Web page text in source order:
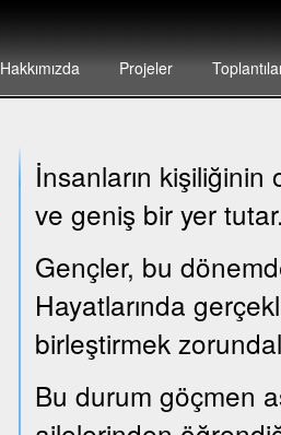
Hakkımızda Projeler
İnsanların
ve geniş bir yer
Gençler, bu
Hayatlarında
birleştirmek
Bu durum göçmen